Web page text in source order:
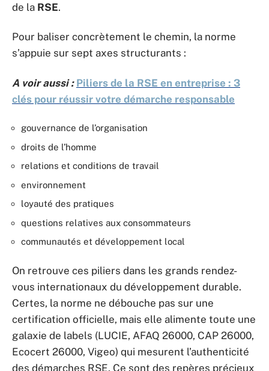
de la RSE.
Pour baliser concrètement le chemin, la norme
s’appuie sur sept axes structurants :
A voir aussi : Piliers de la RSE en entreprise : 3
clés pour réussir votre démarche responsable
gouvernance de l’organisation
droits de l’homme
relations et conditions de travail
environnement
loyauté des pratiques
questions relatives aux consommateurs
communautés et développement local
On retrouve ces piliers dans les grands rendez-
vous internationaux du développement durable.
Certes, la norme ne débouche pas sur une
certification officielle, mais elle alimente toute une
galaxie de labels (LUCIE, AFAQ 26000, CAP 26000,
Ecocert 26000, Vigeo) qui mesurent l’authenticité
des démarches RSE. Ce sont des repères précieux